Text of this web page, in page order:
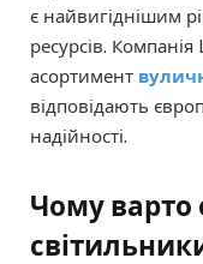
є найвигіднішим
ресурсів.
асортимент
відповідають
надійності.
Чому варто